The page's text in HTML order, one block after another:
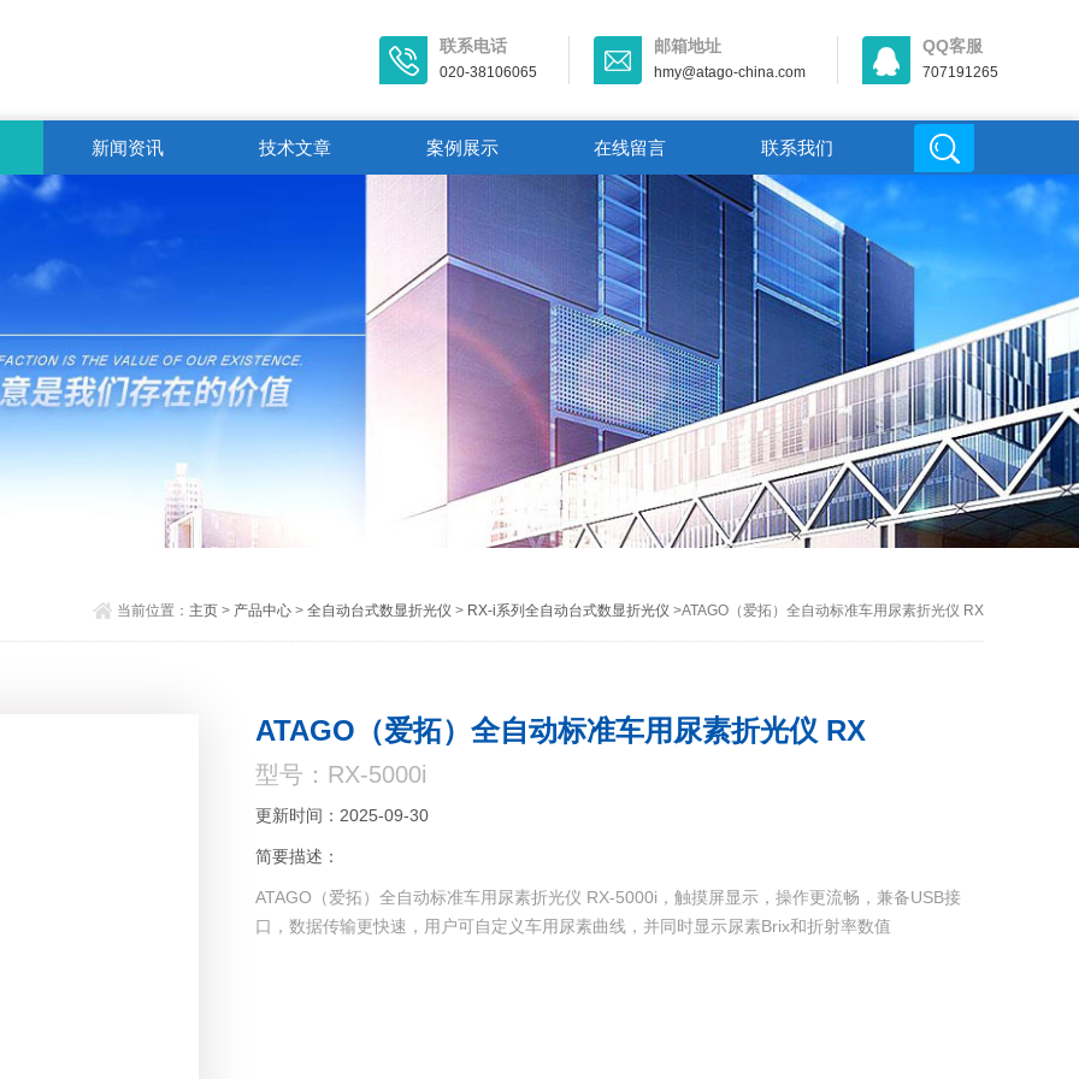
联系电话
020-38106065
邮箱地址
hmy@atago-china.com
QQ客服
707191265
新闻资讯 技术文章 案例展示 在线留言 联系我们
当前位置： 主页> 产品中心> 全自动台式数显折光仪 > RX-i系列全自动台式数显折光仪 >ATAGO（爱拓）全自动标准车用尿素折光仪 RX
ATAGO（爱拓）全自动标准车用尿素折光仪 RX
型号：RX-5000i
更新时间：2025-09-30
简要描述：
ATAGO（爱拓）全自动标准车用尿素折光仪 RX-5000i，触摸屏显示，操作更流畅，兼备USB接
口，数据传输更快速，用户可自定义车用尿素曲线，并同时显示尿素Brix和折射率数值